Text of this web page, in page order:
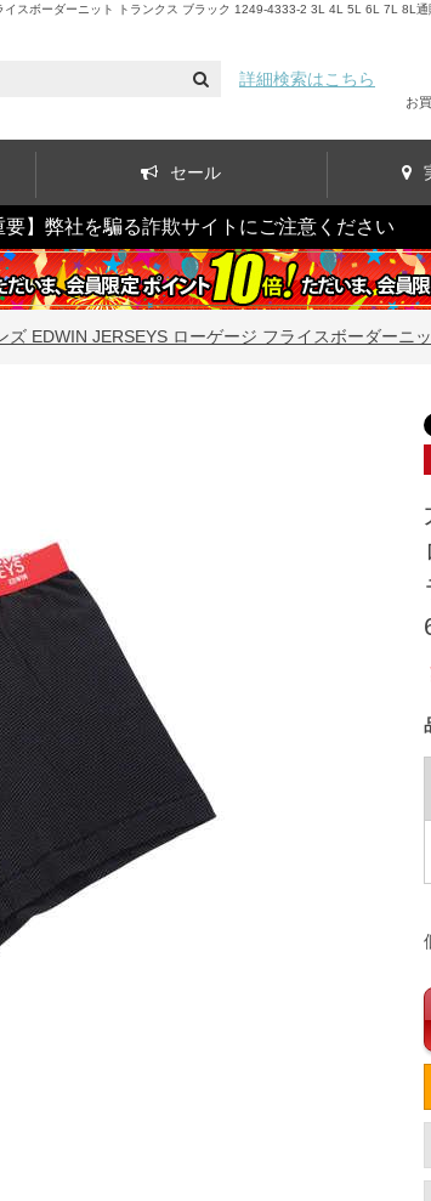
スボーダーニット トランクス ブラック 1249-4333-2 3L 4L 5L 6L 7L 8L通
詳細検索はこちら
お
セール
要】弊社を騙る詐欺サイトにご注意ください
ズ EDWIN JERSEYS ローゲージ フライスボーダーニ